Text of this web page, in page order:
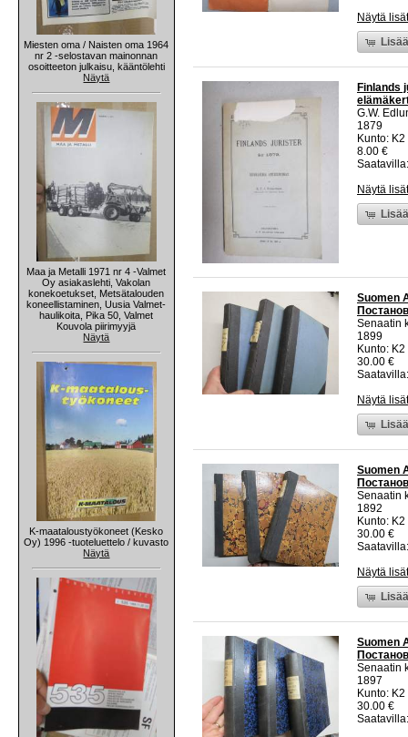
Miesten oma / Naisten oma 1964
nr 2 -selostavan mainonnan
osoitteeton julkaisu, kääntölehti
Näytä
Maa ja Metalli 1971 nr 4 -Valmet
Oy asiakaslehti, Vakolan
konekoetukset, Metsätalouden
koneellistaminen, Uusia Valmet-
haulikoita, Pika 50, Valmet
Kouvola piirimyyjä
Näytä
K-maataloustyökoneet (Kesko
Oy) 1996 -tuoteluettelo / kuvasto
Näytä
Näytä
Finlands
G.W.
1879
Kunto:
8.00 €
Näytä
Suomen
Senaatin
1899
Kunto:
30.00 €
Näytä
Suomen
Senaatin
1892
Kunto:
30.00 €
Näytä
Suomen
Senaatin
1897
Kunto:
30.00 €